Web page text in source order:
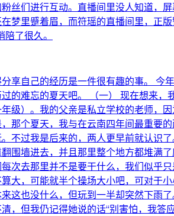
丝们进行互动。直播间里没人知道，
梦里蹙着眉，而符瑶的直播间里，
了很久。
享自己的经历是一件很有趣的事。
的难忘的夏天吧。 （一） 现在想来
级）。我的父亲是私立学校的老师，
那个夏天，我与在云南四年间最重要
不过我是后来的，两人更早前就认识
围墙进去，并且那里整个地方都堆满
次去那里并不是要干什么，我们似乎
大，可能就半个操场大小吧，可对于
这也没什么，但玩到一半却突然下雨
，但我仍记得她说的话“别害怕，我